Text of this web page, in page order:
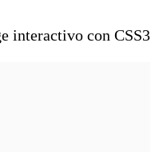
interactivo con CSS3